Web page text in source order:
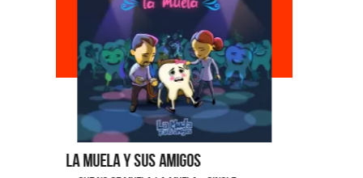
La Muela y Sus Amigos